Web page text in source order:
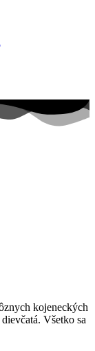
kojeneckých
Všetko sa